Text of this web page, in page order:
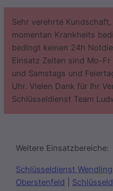
Sehr verehrte
momentan Krankheits
bedingt keinen 24h
Einsatz Zeiten sind Mo-
und Samstags und
Uhr. Vielen Dank für Ihr
Schlüsseldienst Team
Weitere Einsatzbereiche:
Schlüsseldienst
Oberstenfeld